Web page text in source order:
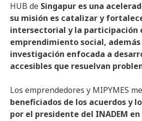
HUB de Singapur es una
su misión es catalizar y
intersectorial y la participación
emprendimiento social,
investigación enfocada a
accesibles que resuelvan
Los emprendedores y MIPYMES
beneficiados de los acuerdos y
por el presidente del INADEM